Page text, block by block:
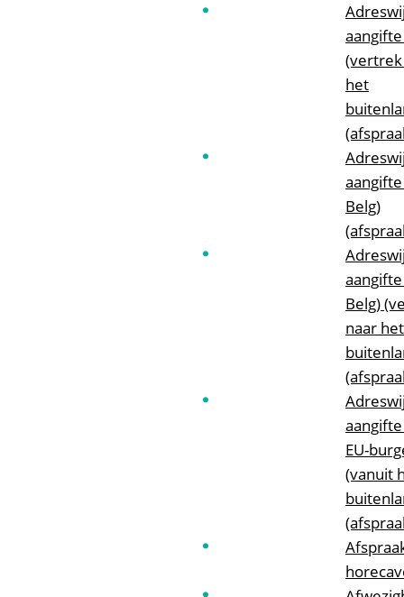
het
Belg)
Belg)
naar het
EU-
(vanuit